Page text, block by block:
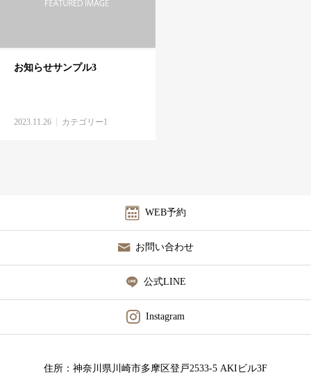
お知らせサンプル3
2023.11.26 カテゴリー1
WEB予約
お問い合わせ
公式LINE
Instagram
住所：神奈川県川崎市多摩区登戸2533-5 AKIビル3F